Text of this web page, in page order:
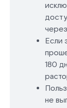
Если
180
не